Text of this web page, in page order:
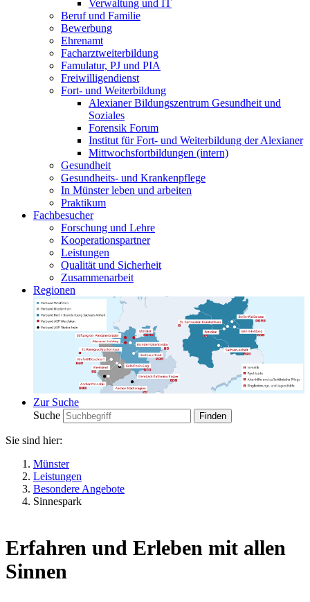
Verwaltung und IT
Beruf und Familie
Bewerbung
Ehrenamt
Facharztweiterbildung
Famulatur, PJ und PIA
Freiwilligendienst
Fort- und Weiterbildung
Alexianer Bildungszentrum Gesundheit und
Soziales
Forensik Forum
Institut für Fort- und Weiterbildung der Alexianer
Mittwochsfortbildungen (intern)
Gesundheit
Gesundheits- und Krankenpflege
In Münster leben und arbeiten
Praktikum
Fachbesucher
Forschung und Lehre
Kooperationspartner
Leistungen
Qualität und Sicherheit
Zusammenarbeit
Regionen
Zur Suche
Suche
Sie sind hier:
Münster
Leistungen
Besondere Angebote
Sinnespark
Erfahren und Erleben mit allen
Sinnen